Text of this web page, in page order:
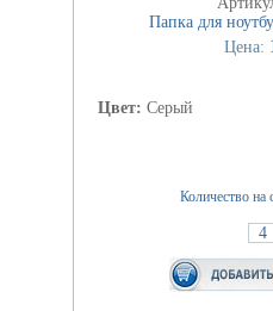
Папка для
Цена:
Цвет: Серый
Количество на
4